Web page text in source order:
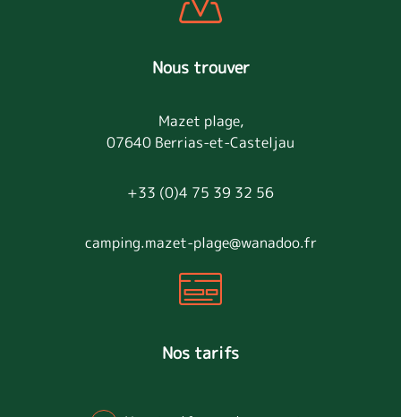
Nous trouver
Mazet plage,
07640 Berrias-et-Casteljau
+33 (0)4 75 39 32 56
camping.mazet-plage@wanadoo.fr
Nos tarifs